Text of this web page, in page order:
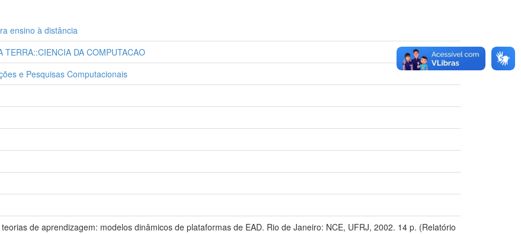
ensino à distância
TERRA::CIENCIA DA COMPUTACAO
e Pesquisas Computacionais
de aprendizagem: modelos dinâmicos de plataformas de EAD. Rio de Janeiro: NCE, UFRJ, 2002. 14 p. (Relatório